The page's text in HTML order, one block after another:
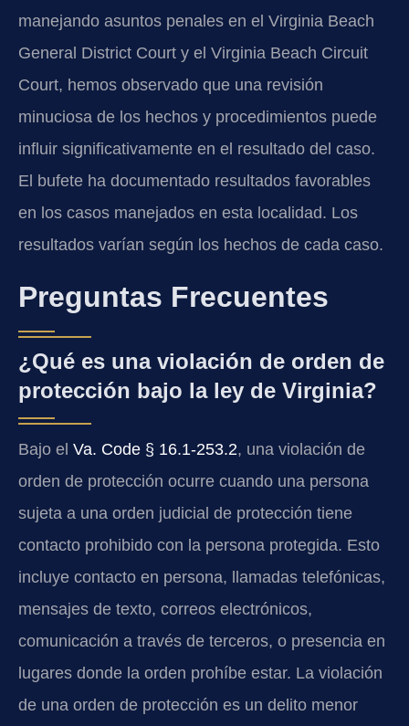
manejando asuntos penales en el Virginia Beach
General District Court y el Virginia Beach Circuit
Court, hemos observado que una revisión
minuciosa de los hechos y procedimientos puede
influir significativamente en el resultado del caso.
El bufete ha documentado resultados favorables
en los casos manejados en esta localidad. Los
resultados varían según los hechos de cada caso.
Preguntas Frecuentes
¿Qué es una violación de orden de
protección bajo la ley de Virginia?
Bajo el Va. Code § 16.1-253.2, una violación de
orden de protección ocurre cuando una persona
sujeta a una orden judicial de protección tiene
contacto prohibido con la persona protegida. Esto
incluye contacto en persona, llamadas telefónicas,
mensajes de texto, correos electrónicos,
comunicación a través de terceros, o presencia en
lugares donde la orden prohíbe estar. La violación
de una orden de protección es un delito menor